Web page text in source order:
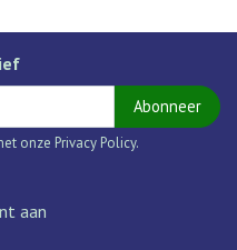
Abonneer
onze Privacy Policy.
aan